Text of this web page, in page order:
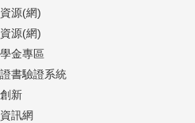
源(網)
源(網)
金專區
書驗證系統
新
訊網